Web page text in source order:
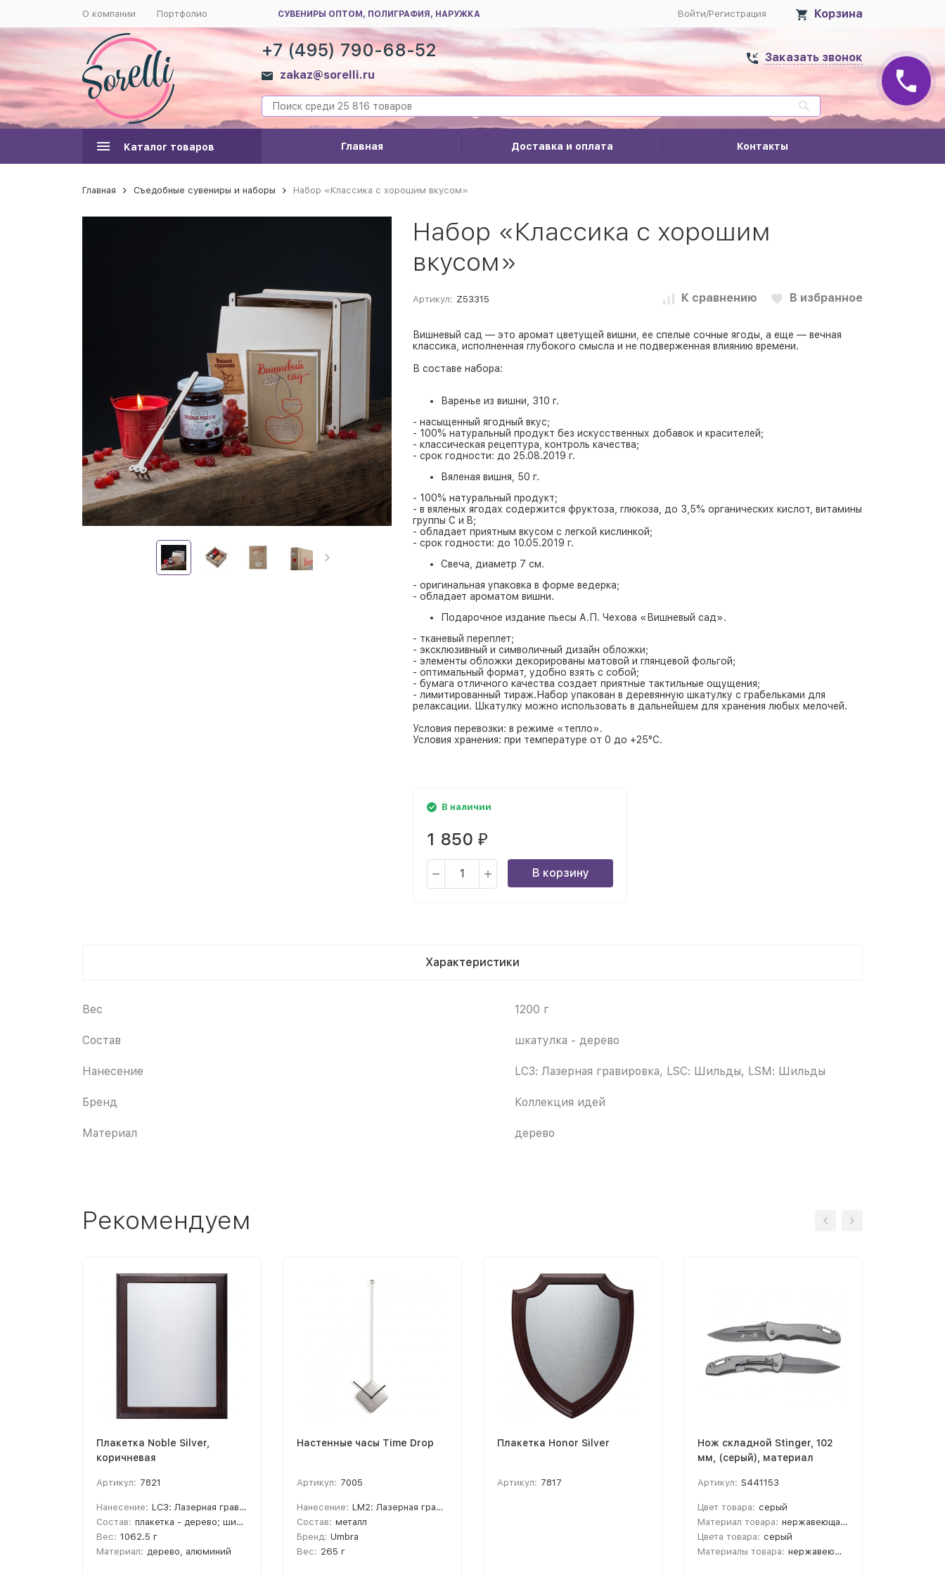
О компании Портфолио СУВЕНИРЫ ОПТОМ, ПОЛИГРАФИЯ, НАРУЖКА Войти/Регистрация Корзина
+7 (495) 790-68-52
zakaz@sorelli.ru
Заказать звонок
Каталог товаров Главная Доставка и оплата Контакты
Главная Съедобные сувениры и наборы Набор «Классика с хорошим вкусом»
Набор «Классика с хорошим
вкусом»
Артикул: Z53315 К сравнению В избранное
Вишневый сад — это аромат цветущей вишни, ее спелые сочные ягоды, а еще — вечная
классика, исполненная глубокого смысла и не подверженная влиянию времени.
В составе набора:
Варенье из вишни, 310 г.
- насыщенный ягодный вкус;
- 100% натуральный продукт без искусственных добавок и красителей;
- классическая рецептура, контроль качества;
- срок годности: до 25.08.2019 г.
Вяленая вишня, 50 г.
- 100% натуральный продукт;
- в вяленых ягодах содержится фруктоза, глюкоза, до 3,5% органических кислот, витамины
группы С и B;
- обладает приятным вкусом с легкой кислинкой;
- срок годности: до 10.05.2019 г.
Свеча, диаметр 7 см.
- оригинальная упаковка в форме ведерка;
- обладает ароматом вишни.
Подарочное издание пьесы А.П. Чехова «Вишневый сад».
- тканевый переплет;
- эксклюзивный и символичный дизайн обложки;
- элементы обложки декорированы матовой и глянцевой фольгой;
- оптимальный формат, удобно взять с собой;
- бумага отличного качества создает приятные тактильные ощущения;
- лимитированный тираж.Набор упакован в деревянную шкатулку с грабельками для
релаксации. Шкатулку можно использовать в дальнейшем для хранения любых мелочей.
Условия перевозки: в режиме «тепло».
Условия хранения: при температуре от 0 до +25°C.
В наличии
1 850 ₽
В корзину
Характеристики
Вес 1200 г
Состав шкатулка - дерево
Нанесение LC3: Лазерная гравировка, LSC: Шильды, LSM: Шильды
Бренд Коллекция идей
Материал дерево
Рекомендуем
Плакетка Noble Silver,
коричневая
Артикул: 7821
Нанесение: LC3: Лазерная гравировка, SB2: Сублимация/текстиль
Состав: плакетка - дерево; шильда - алюминий
Вес: 1062.5 г
Материал: дерево, алюминий
Настенные часы Time Drop
Артикул: 7005
Нанесение: LM2: Лазерная гравировка, A2: Тампопечать
Состав: металл
Бренд: Umbra
Вес: 265 г
Плакетка Honor Silver
Артикул: 7817
Нож складной Stinger, 102
мм, (серый), материал
сталь (серый)
Артикул: S441153
Цвет товара: серый
Материал товара: нержавеющая сталь
Цвета товара: серый
Материалы товара: нержавеющая cталь